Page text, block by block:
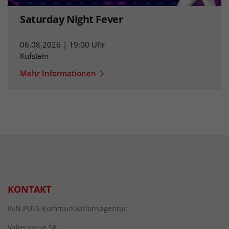
Saturday Night Fever
06.08.2026 | 19:00 Uhr
Kufstein
Mehr Informationen
KONTAKT
INN.PULS Kommunikationsagentur
Valiergasse 58